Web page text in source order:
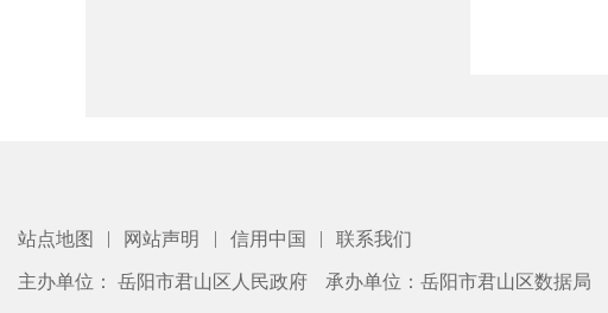
站点地图 | 网站声明 | 信用中国 | 联系我们
主办单位： 岳阳市君山区人民政府 承办单位：岳阳市君山区数据局